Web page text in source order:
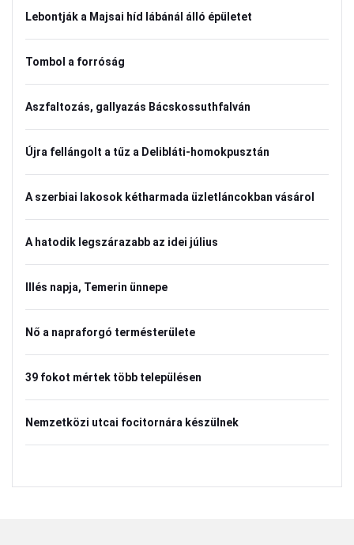
Lebontják a Majsai híd lábánál álló épületet
Tombol a forróság
Aszfaltozás, gallyazás Bácskossuthfalván
Újra fellángolt a tűz a Delibláti-homokpusztán
A szerbiai lakosok kétharmada üzletláncokban vásárol
A hatodik legszárazabb az idei július
Illés napja, Temerin ünnepe
Nő a napraforgó termésterülete
39 fokot mértek több településen
Nemzetközi utcai focitornára készülnek